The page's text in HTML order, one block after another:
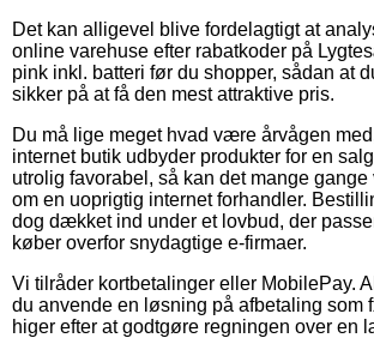
Det kan alligevel blive fordelagtigt at
online varehuse efter rabatkoder på
pink inkl. batteri før du shopper, sådan at
sikker på at få den mest attraktive pris.
Du må lige meget hvad være årvågen
internet butik udbyder produkter for en
utrolig favorabel, så kan det mange
om en uoprigtig internet forhandler.
dog dækket ind under et lovbud, der
køber overfor snydagtige e-firmaer.
Vi tilråder kortbetalinger eller MobilePay.
du anvende en løsning på afbetaling som
higer efter at godtgøre regningen over en